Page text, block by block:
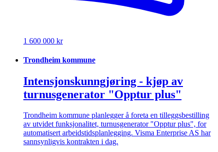
1 600 000 kr
Trondheim kommune
Intensjonskunngjøring - kjøp av
turnusgenerator "Opptur plus"
Trondheim kommune planlegger å foreta en tilleggsbestilling
av utvidet funksjonalitet, turnusgenerator "Opptur plus", for
automatisert arbeidstidsplanlegging. Visma Enterprise AS har
sannsynligvis kontrakten i dag.